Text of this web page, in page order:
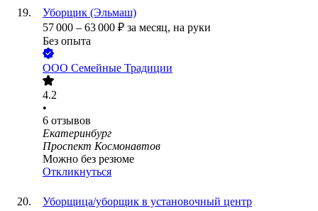
Уборщик (Эльмаш)
57 000 – 63 000 ₽ за месяц, на руки
Без опыта
ООО Семейные Традиции
4.2
•
6 отзывов
Екатеринбург
Проспект Космонавтов
Можно без резюме
Откликнуться
Уборщица/уборщик в установочный центр